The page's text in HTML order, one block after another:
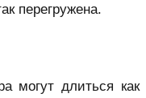
перегружена.
могут длиться как